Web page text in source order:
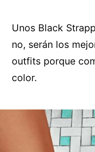
Unos Black
no, serán los
outfits porque
color.